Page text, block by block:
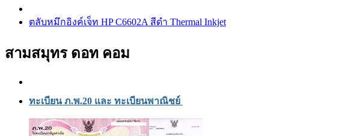
ตลับหมึกอิงค์เจ็ท HP C6602A สีดำ Thermal Inkjet
สามสมุทร ดอท คอม
ทะเบียน ภ.พ.20 และ ทะเบียนพาณิชย์